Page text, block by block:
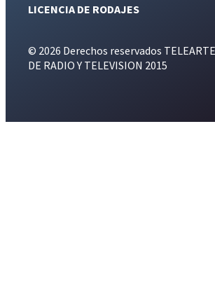
LICENCIA DE RODAJES
© 2026 Derechos reservados TELEARTE
DE RADIO Y TELEVISION 2015